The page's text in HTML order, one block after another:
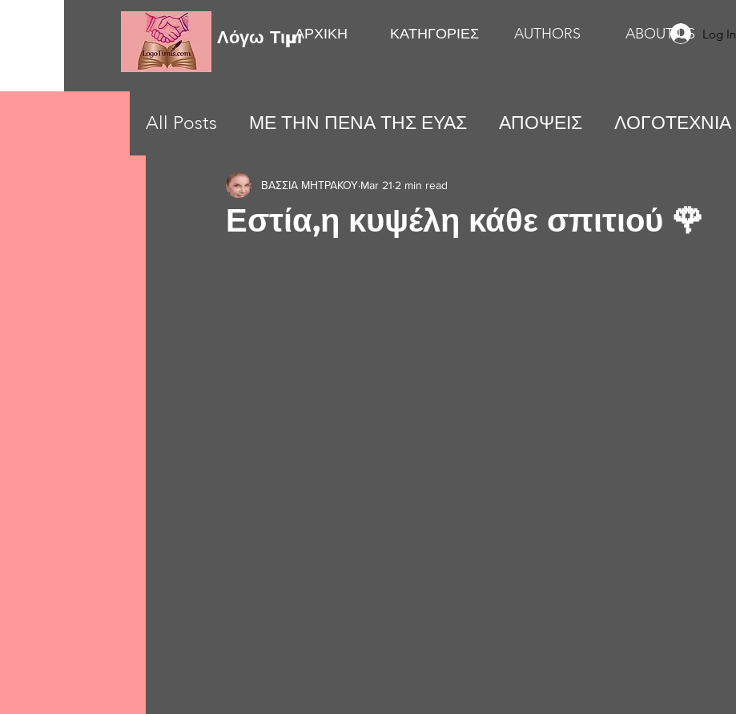
Λόγω ΤιμήςΑΡΧΙΚΗ ΚΑΤΗΓΟΡΙΕΣ AUTHORS ABOUT US Log In
All Posts ΜΕ ΤΗΝ ΠΕΝΑ ΤΗΣ ΕΥΑΣ ΑΠΟΨΕΙΣ ΛΟΓΟΤΕΧΝΙΑ
LOVE MOMENTS ΕΙΚΑΣΤΙΚΕΣ ΤΕΧΝΕΣ
Εστία,η κυψέλη κάθε σπιτιού 🌹
ΒΑΣΣΙΑ ΜΗΤΡΑΚΟΥ Mar 21 2 min read